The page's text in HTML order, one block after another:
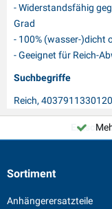
- Widerstandsfähig
Grad
- 100% (wasser-)dicht
- Geeignet für Reich-
Suchbegriffe
Reich,
Sortiment
Anhängerersatzteile